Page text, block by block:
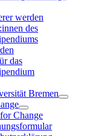
werden
des
das
Bremen
Change